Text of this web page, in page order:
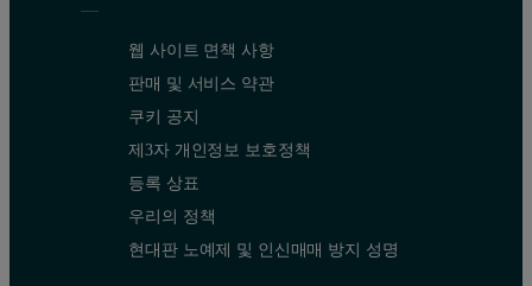
웹 사이트 면책 사항
판매 및 서비스 약관
쿠키 공지
제3자 개인정보 보호정책
등록 상표
우리의 정책
현대판 노예제 및 인신매매 방지 성명